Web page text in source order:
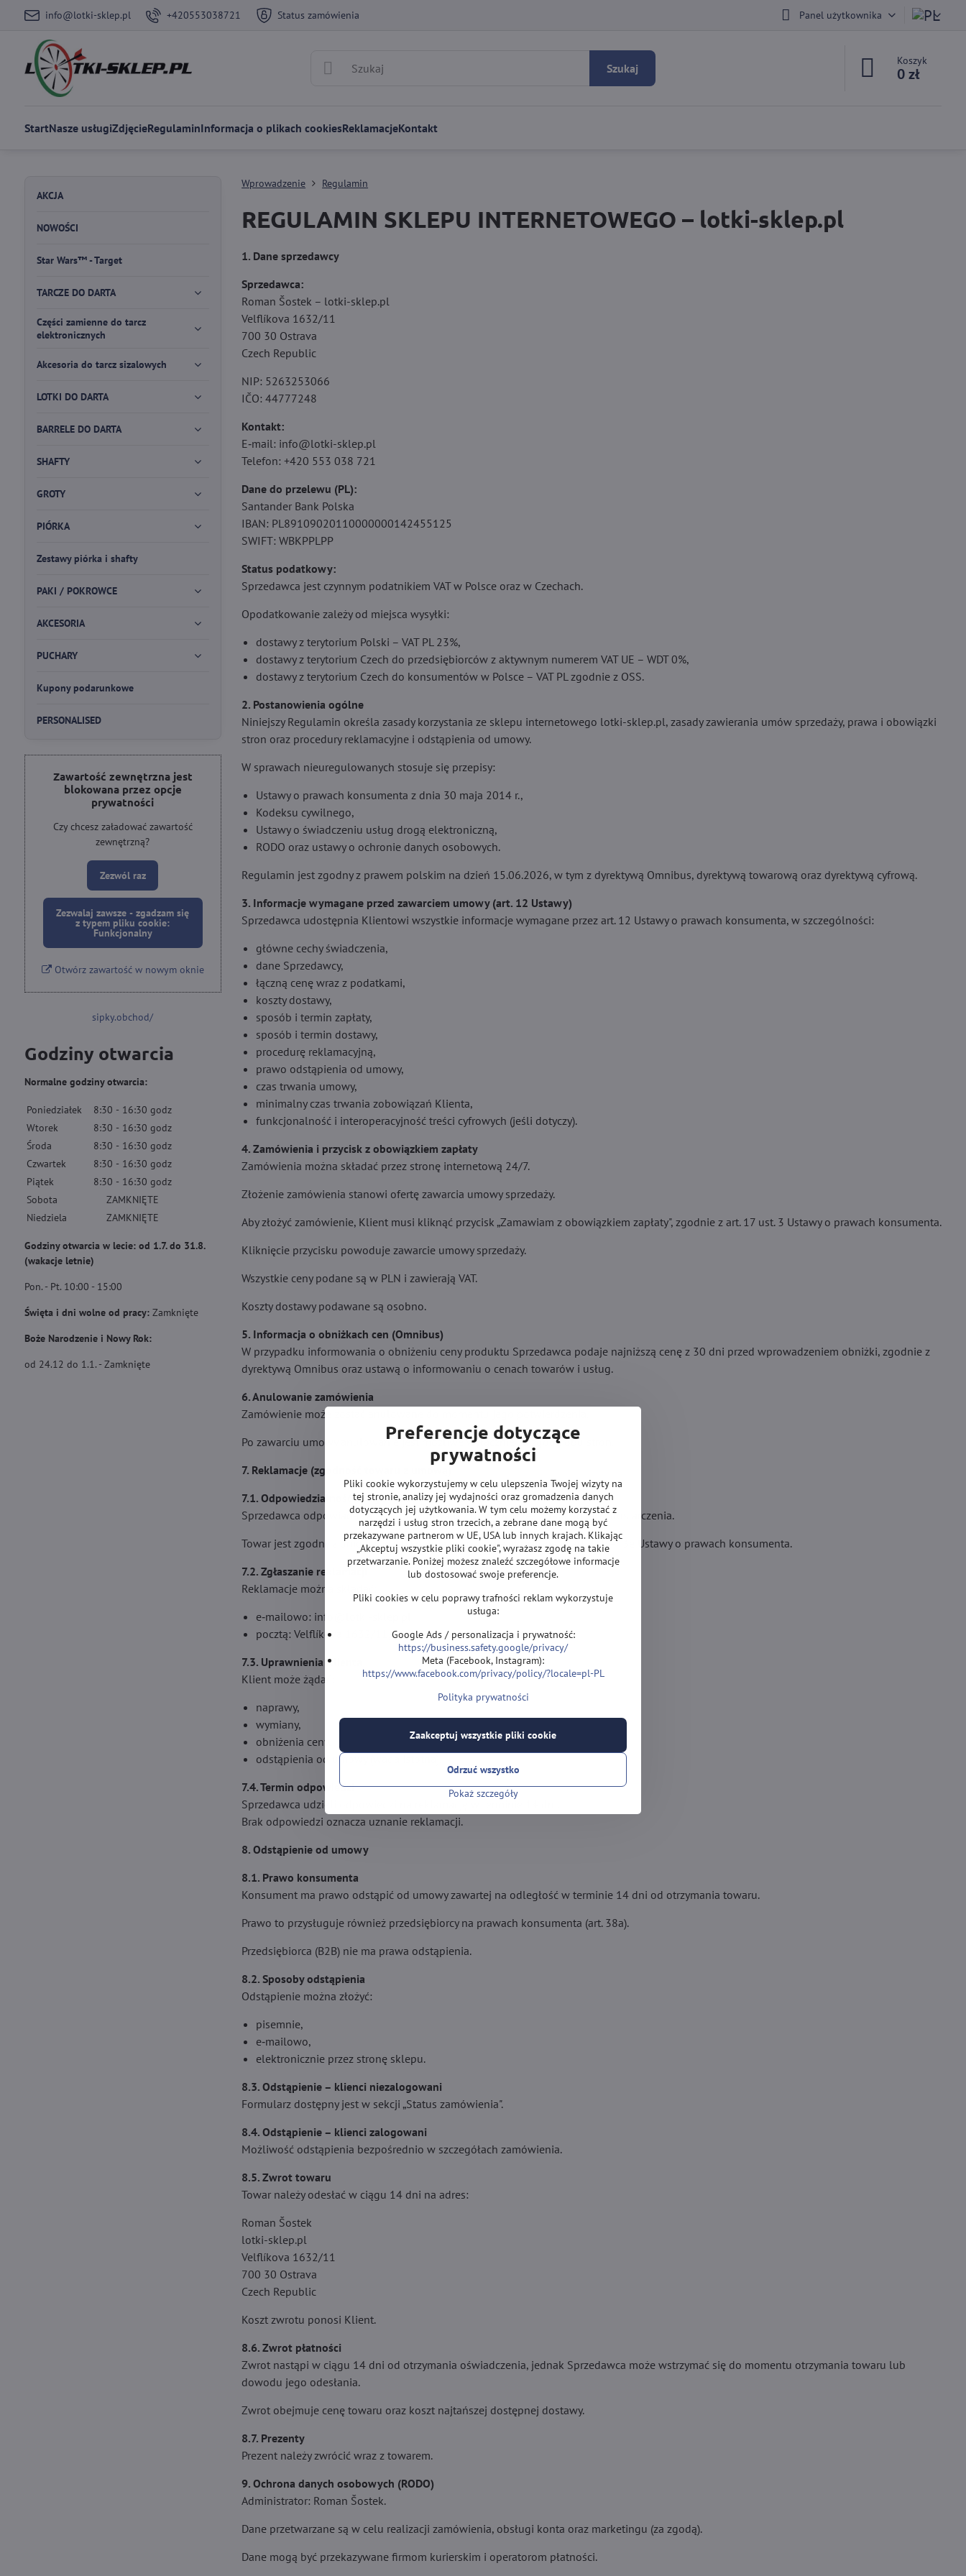
info@lotki-sklep.pl +420553038721 Status zamówienia Panel użytkownika
Szukaj
Koszyk
0 zł
StartNasze usługiZdjęcieRegulaminInformacja o plikach cookiesReklamacjeKontakt
Wprowadzenie Regulamin
REGULAMIN SKLEPU INTERNETOWEGO – lotki-sklep.pl
1. Dane sprzedawcy
Sprzedawca:
Roman Šostek – lotki-sklep.pl
Velflíkova 1632/11
700 30 Ostrava
Czech Republic
NIP: 5263253066
IČO: 44777248
Kontakt:
E‑mail: info@lotki-sklep.pl
Telefon: +420 553 038 721
Dane do przelewu (PL):
Santander Bank Polska
IBAN: PL89109020110000000142455125
SWIFT: WBKPPLPP
Status podatkowy:
Sprzedawca jest czynnym podatnikiem VAT w Polsce oraz w Czechach.
Opodatkowanie zależy od miejsca wysyłki:
dostawy z terytorium Polski – VAT PL 23%,
dostawy z terytorium Czech do przedsiębiorców z aktywnym numerem VAT UE – WDT 0%,
dostawy z terytorium Czech do konsumentów w Polsce – VAT PL zgodnie z OSS.
2. Postanowienia ogólne
Niniejszy Regulamin określa zasady korzystania ze sklepu internetowego lotki-sklep.pl, zasady zawierania umów sprzedaży, prawa i obowiązki
stron oraz procedury reklamacyjne i odstąpienia od umowy.
W sprawach nieuregulowanych stosuje się przepisy:
Ustawy o prawach konsumenta z dnia 30 maja 2014 r.,
Kodeksu cywilnego,
Ustawy o świadczeniu usług drogą elektroniczną,
RODO oraz ustawy o ochronie danych osobowych.
Regulamin jest zgodny z prawem polskim na dzień 15.06.2026, w tym z dyrektywą Omnibus, dyrektywą towarową oraz dyrektywą cyfrową.
3. Informacje wymagane przed zawarciem umowy (art. 12 Ustawy)
Sprzedawca udostępnia Klientowi wszystkie informacje wymagane przez art. 12 Ustawy o prawach konsumenta, w szczególności:
główne cechy świadczenia,
dane Sprzedawcy,
łączną cenę wraz z podatkami,
koszty dostawy,
sposób i termin zapłaty,
sposób i termin dostawy,
procedurę reklamacyjną,
prawo odstąpienia od umowy,
czas trwania umowy,
minimalny czas trwania zobowiązań Klienta,
funkcjonalność i interoperacyjność treści cyfrowych (jeśli dotyczy).
4. Zamówienia i przycisk z obowiązkiem zapłaty
Zamówienia można składać przez stronę internetową 24/7.
Złożenie zamówienia stanowi ofertę zawarcia umowy sprzedaży.
Aby złożyć zamówienie, Klient musi kliknąć przycisk „Zamawiam z obowiązkiem zapłaty", zgodnie z art. 17 ust. 3 Ustawy o prawach konsumenta.
Kliknięcie przycisku powoduje zawarcie umowy sprzedaży.
Wszystkie ceny podane są w PLN i zawierają VAT.
Koszty dostawy podawane są osobno.
5. Informacja o obniżkach cen (Omnibus)
W przypadku informowania o obniżeniu ceny produktu Sprzedawca podaje najniższą cenę z 30 dni przed wprowadzeniem obniżki, zgodnie z
dyrektywą Omnibus oraz ustawą o informowaniu o cenach towarów i usług.
6. Anulowanie zamówienia
Zamówienie może zostać anulowane do momentu jego potwierdzenia.
Po zawarciu umowy anulowanie jest możliwe wyłącznie za zgodą obu stron.
7. Reklamacje (zgodność towaru z umową)
7.1. Odpowiedzialność za zgodność towaru z umową
Sprzedawca odpowiada za zgodność towaru z umową przez 2 lata od jego dostarczenia.
Towar jest zgodny z umową, jeżeli spełnia wymagania określone w art. 43b–43e Ustawy o prawach konsumenta.
7.2. Zgłaszanie reklamacji
Reklamacje można składać:
e‑mailowo: info@lotki-sklep.pl
pocztą: Velflíkova 1632/11, 700 30 Ostrava, Czech Republic
7.3. Uprawnienia Klienta
Klient może żądać:
naprawy,
wymiany,
obniżenia ceny,
odstąpienia od umowy (wada istotna).
7.4. Termin odpowiedzi
Sprzedawca udzieli odpowiedzi na reklamację w terminie 14 dni.
Brak odpowiedzi oznacza uznanie reklamacji.
8. Odstąpienie od umowy
8.1. Prawo konsumenta
Konsument ma prawo odstąpić od umowy zawartej na odległość w terminie 14 dni od otrzymania towaru.
Prawo to przysługuje również przedsiębiorcy na prawach konsumenta (art. 38a).
Przedsiębiorca (B2B) nie ma prawa odstąpienia.
8.2. Sposoby odstąpienia
Odstąpienie można złożyć:
pisemnie,
e‑mailowo,
elektronicznie przez stronę sklepu.
8.3. Odstąpienie – klienci niezalogowani
Formularz dostępny jest w sekcji „Status zamówienia".
8.4. Odstąpienie – klienci zalogowani
Możliwość odstąpienia bezpośrednio w szczegółach zamówienia.
8.5. Zwrot towaru
Towar należy odesłać w ciągu 14 dni na adres:
Roman Šostek
lotki-sklep.pl
Velflíkova 1632/11
700 30 Ostrava
Czech Republic
Koszt zwrotu ponosi Klient.
8.6. Zwrot płatności
Zwrot nastąpi w ciągu 14 dni od otrzymania oświadczenia, jednak Sprzedawca może wstrzymać się do momentu otrzymania towaru lub
dowodu jego odesłania.
Zwrot obejmuje cenę towaru oraz koszt najtańszej dostępnej dostawy.
8.7. Prezenty
Prezent należy zwrócić wraz z towarem.
9. Ochrona danych osobowych (RODO)
Administrator: Roman Šostek.
Dane przetwarzane są w celu realizacji zamówienia, obsługi konta oraz marketingu (za zgodą).
Dane mogą być przekazywane firmom kurierskim i operatorom płatności.
AKCJA
NOWOŚCI
Star Wars™ - Target
TARCZE DO DARTA
Części zamienne do tarcz
elektronicznych
Akcesoria do tarcz sizalowych
LOTKI DO DARTA
BARRELE DO DARTA
SHAFTY
GROTY
PIÓRKA
Zestawy piórka i shafty
PAKI / POKROWCE
AKCESORIA
PUCHARY
Kupony podarunkowe
PERSONALISED
Zawartość zewnętrzna jest
blokowana przez opcje
prywatności
Czy chcesz załadować zawartość
zewnętrzną?
Zezwól raz
Zezwalaj zawsze - zgadzam się
z typem pliku cookie:
Funkcjonalny
Otwórz zawartość w nowym oknie
sipky.obchod/
Godziny otwarcia
Normalne godziny otwarcia:
Poniedziałek 8:30 - 16:30 godz
Wtorek
8:30 - 16:30 godz
Środa
8:30 - 16:30 godz
Czwartek
8:30 - 16:30 godz
Piątek
8:30 - 16:30 godz
Sobota
ZAMKNIĘTE
Niedziela
ZAMKNIĘTE
Godziny otwarcia w lecie: od 1.7. do 31.8.
(wakacje letnie)
Pon. - Pt. 10:00 - 15:00
Święta i dni wolne od pracy:Zamknięte
Boże Narodzenie i Nowy Rok:
od 24.12 do 1.1. - Zamknięte
Preferencje dotyczące
prywatności
Pliki cookie wykorzystujemy w celu ulepszenia Twojej wizyty na
tej stronie, analizy jej wydajności oraz gromadzenia danych
dotyczących jej użytkowania. W tym celu możemy korzystać z
narzędzi i usług stron trzecich, a zebrane dane mogą być
przekazywane partnerom w UE, USA lub innych krajach. Klikając
„Akceptuj wszystkie pliki cookie", wyrażasz zgodę na takie
przetwarzanie. Poniżej możesz znaleźć szczegółowe informacje
lub dostosować swoje preferencje.
Pliki cookies w celu poprawy trafności reklam wykorzystuje
usługa:
Google Ads / personalizacja i prywatność:
https://business.safety.google/privacy/
Meta (Facebook, Instagram):
https://www.facebook.com/privacy/policy/?locale=pl-PL
Polityka prywatności
Pokaż szczegóły
Zaakceptuj wszystkie pliki cookie
Odrzuć wszystko